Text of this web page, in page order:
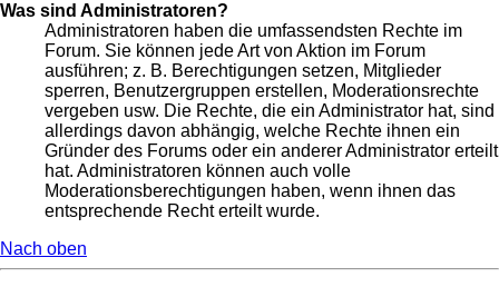
Was sind Administratoren?
Administratoren haben die umfassendsten Rechte im
Forum. Sie können jede Art von Aktion im Forum
ausführen; z. B. Berechtigungen setzen, Mitglieder
sperren, Benutzergruppen erstellen, Moderationsrechte
vergeben usw. Die Rechte, die ein Administrator hat, sind
allerdings davon abhängig, welche Rechte ihnen ein
Gründer des Forums oder ein anderer Administrator erteilt
hat. Administratoren können auch volle
Moderationsberechtigungen haben, wenn ihnen das
entsprechende Recht erteilt wurde.
Nach oben